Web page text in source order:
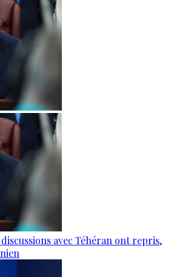
avec Téhéran ont repris,